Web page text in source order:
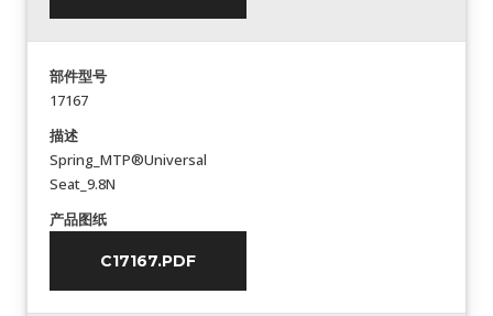
部件型号
17167
描述
Spring_MTP®Universal
Seat_9.8N
产品图纸
C17167.PDF